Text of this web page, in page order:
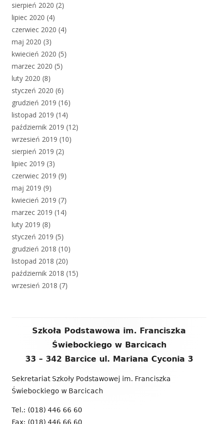
sierpień 2020 (2)
lipiec 2020 (4)
czerwiec 2020 (4)
maj 2020 (3)
kwiecień 2020 (5)
marzec 2020 (5)
luty 2020 (8)
styczeń 2020 (6)
grudzień 2019 (16)
listopad 2019 (14)
październik 2019 (12)
wrzesień 2019 (10)
sierpień 2019 (2)
lipiec 2019 (3)
czerwiec 2019 (9)
maj 2019 (9)
kwiecień 2019 (7)
marzec 2019 (14)
luty 2019 (8)
styczeń 2019 (5)
grudzień 2018 (10)
listopad 2018 (20)
październik 2018 (15)
wrzesień 2018 (7)
Zawartość
Szkoła Podstawowa im. Franciszka
Świebockiego w Barcicach
33 – 342 Barcice ul. Mariana Cyconia 3
Sekretariat Szkoły Podstawowej im. Franciszka
Świebockiego w Barcicach
Tel.: (018) 446 66 60
Fax: (018) 446 66 60